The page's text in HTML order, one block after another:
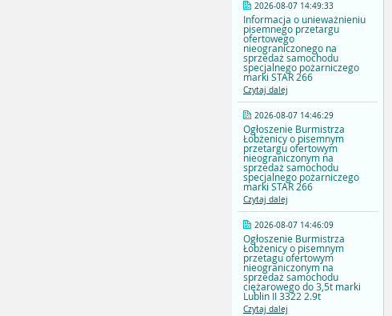
2026-08-07 14:49:33
Informacja o unieważnieniu
pisemnego przetargu
ofertowego
nieograniczonego na
sprzedaż samochodu
specjalnego pożarniczego
marki STAR 266
Czytaj dalej
2026-08-07 14:46:29
Ogłoszenie Burmistrza
Łobżenicy o pisemnym
przetargu ofertowym
nieograniczonym na
sprzedaż samochodu
specjalnego pożarniczego
marki STAR 266
Czytaj dalej
2026-08-07 14:46:09
Ogłoszenie Burmistrza
Łobżenicy o pisemnym
przetagu ofertowym
nieograniczonym na
sprzedaż samochodu
ciężarowego do 3,5t marki
Lublin II 3322 2.9t
Czytaj dalej